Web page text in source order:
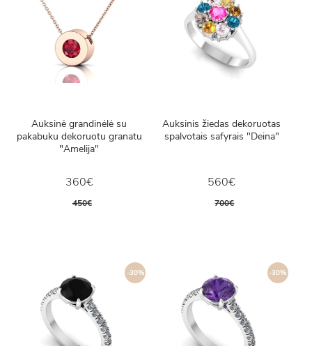
Auksinė grandinėlė su
pakabuku dekoruotu granatu
"Amelija"
360€
450€
Auksinis žiedas dekoruotas
spalvotais safyrais "Deina"
560€
700€
-30% -30%